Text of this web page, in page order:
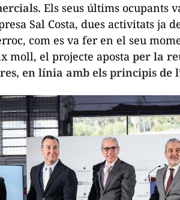
Els seus últims ocupants
Sal Costa, dues activitats ja
com es va fer en el seu
moll, el projecte aposta per la
en línia amb els principis de